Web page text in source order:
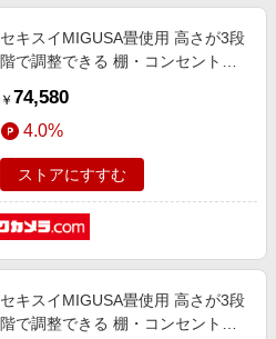
セキスイMIGUSA畳使用 高さが3段
階で調整できる 棚・コンセント・
85-ID-SD [セミダブルサイズ]
￥ 74,580
4.0%
ストアにすすむ
セキスイMIGUSA畳使用 高さが3段
階で調整できる 棚・コンセント・